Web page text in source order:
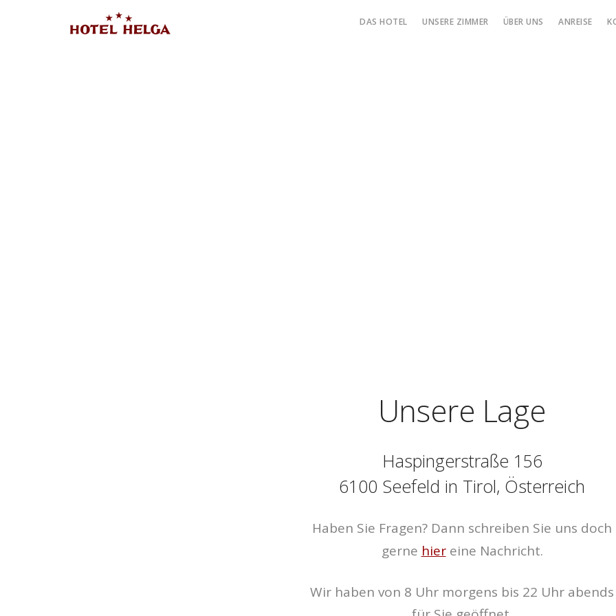
DAS HOTEL UNSERE ZIMMER ÜBER UNS ANREISE
Unsere Lage
Haspingerstraße 156
6100 Seefeld in Tirol, Österreich
Haben Sie Fragen? Dann schreiben Sie uns doch
gerne hiereine Nachricht.
Wir haben von 8 Uhr morgens bis 22 Uhr abends